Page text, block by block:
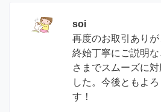
soi
再度のお取引ありが
終始丁寧にご説明
さまでスムーズに
した。今後ともよ
す！